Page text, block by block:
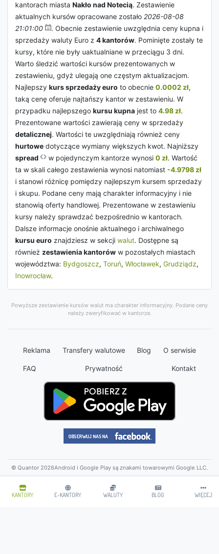
KANTORY E-KANTORY WALUTY BLOG WIĘCEJ
kantorach miasta Nakło nad Notecią. Zestawienie
aktualnych kursów opracowane zostało 2026-08-08
21:01:00
. Obecnie zestawienie uwzględnia ceny kupna i
sprzedaży waluty Euro z 4 kantorów. Pominięte zostały te
kursy, które nie były uaktualniane w przeciągu 3 dni.
Warto śledzić wartości kursów prezentowanych w
zestawieniu, gdyż ulegają one częstym aktualizacjom.
Najlepszy kurs sprzedaży euro to obecnie 0.0002 zł,
taką cenę oferuje najtańszy kantor w zestawieniu. W
przypadku najlepszego kursu kupna jest to 4.98 zł.
Prezentowane wartości zawierają ceny w sprzedaży
detalicznej. Wartości te uwzględniają również ceny
hurtowe dotyczące wymiany większych kwot. Najniższy
spread
w pojedynczym kantorze wynosi 0 zł. Wartość
ta w skali całego zestawienia wynosi natomiast -4.9798 zł
i stanowi różnicę pomiędzy najlepszym kursem sprzedaży
i skupu. Podane ceny mają charakter informacyjny i nie
stanowią oferty handlowej. Prezentowane w zestawieniu
kursy należy sprawdzać bezpośrednio w kantorach.
Dalsze informacje onośnie aktualnego i archiwalnego
kursu euro znajdziesz w sekcji walut. Dostępne są
również zestawienia kantorów w pozostałych miastach
województwa: Bydgoszcz, Toruń, Włocławek, Grudziądz,
Inowrocław.
Powyższe zestawienie kursów walut ma charakter informacyjny. Podane ceny
należy zweryfikować w kantorze.
Reklama Transfery walutowe Blog O serwisie
FAQ Prywatność Kontakt
© Quantor 2026Android i Google Play są znakami towarowymi Google LLC.